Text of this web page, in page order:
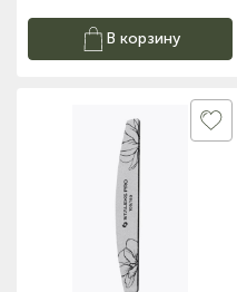
В корзину